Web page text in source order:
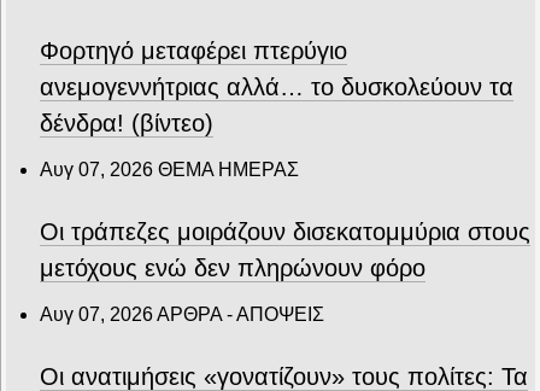
Φορτηγό μεταφέρει πτερύγιο
ανεμογεννήτριας αλλά… το δυσκολεύουν τα
δένδρα! (βίντεο)
Αυγ 07, 2026 ΘΕΜΑ ΗΜΕΡΑΣ
Οι τράπεζες μοιράζουν δισεκατομμύρια στους
μετόχους ενώ δεν πληρώνουν φόρο
Αυγ 07, 2026ΑΡΘΡΑ - ΑΠΟΨΕΙΣ
Οι ανατιμήσεις «γονατίζουν» τους πολίτες: Τα